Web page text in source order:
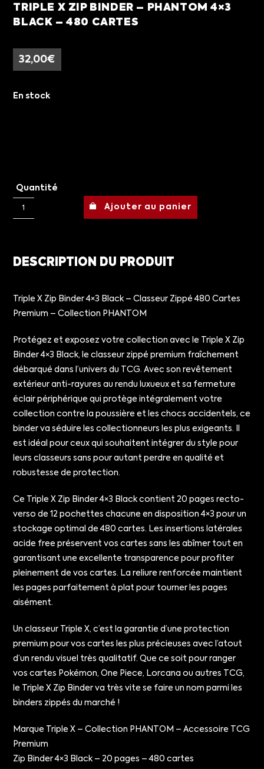
TRIPLE X ZIP BINDER – PHANTOM 4×3
BLACK – 480 CARTES
32,00€
En stock
Quantité
Ajouter au panier
DESCRIPTION DU PRODUIT
Triple X Zip Binder 4×3 Black – Classeur Zippé 480 Cartes
Premium – Collection PHANTOM
Protégez et exposez votre collection avec le Triple X Zip
Binder 4×3 Black, le classeur zippé premium fraîchement
débarqué dans l’univers du TCG. Avec son revêtement
extérieur anti-rayures au rendu luxueux et sa fermeture
éclair périphérique qui protège intégralement votre
collection contre la poussière et les chocs accidentels, ce
binder va séduire les collectionneurs les plus exigeants. Il
est idéal pour ceux qui souhaitent intégrer du style pour
leurs classeurs sans pour autant perdre en qualité et
robustesse de protection.
Ce Triple X Zip Binder 4×3 Black contient 20 pages recto-
verso de 12 pochettes chacune en disposition 4×3 pour un
stockage optimal de 480 cartes. Les insertions latérales
acide free préservent vos cartes sans les abîmer tout en
garantisant une excellente transparence pour profiter
pleinement de vos cartes. La reliure renforcée maintient
les pages parfaitement à plat pour tourner les pages
aisément.
Un classeur Triple X, c’est la garantie d’une protection
premium pour vos cartes les plus précieuses avec l’atout
d’un rendu visuel très qualitatif. Que ce soit pour ranger
vos cartes Pokémon, One Piece, Lorcana ou autres TCG,
le Triple X Zip Binder va très vite se faire un nom parmi les
binders zippés du marché !
Marque Triple X – Collection PHANTOM – Accessoire TCG
Premium
Zip Binder 4×3 Black – 20 pages – 480 cartes